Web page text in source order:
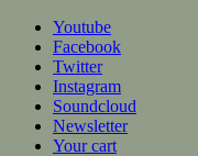
Jump to navigation
Youtube
Facebook
Twitter
Instagram
Soundcloud
Newsletter
Your cart